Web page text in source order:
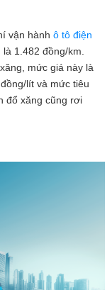
vận hành ô tô điện
1.482 đồng/km.
mức giá này là
lít và mức tiêu
đổ xăng cũng rơi